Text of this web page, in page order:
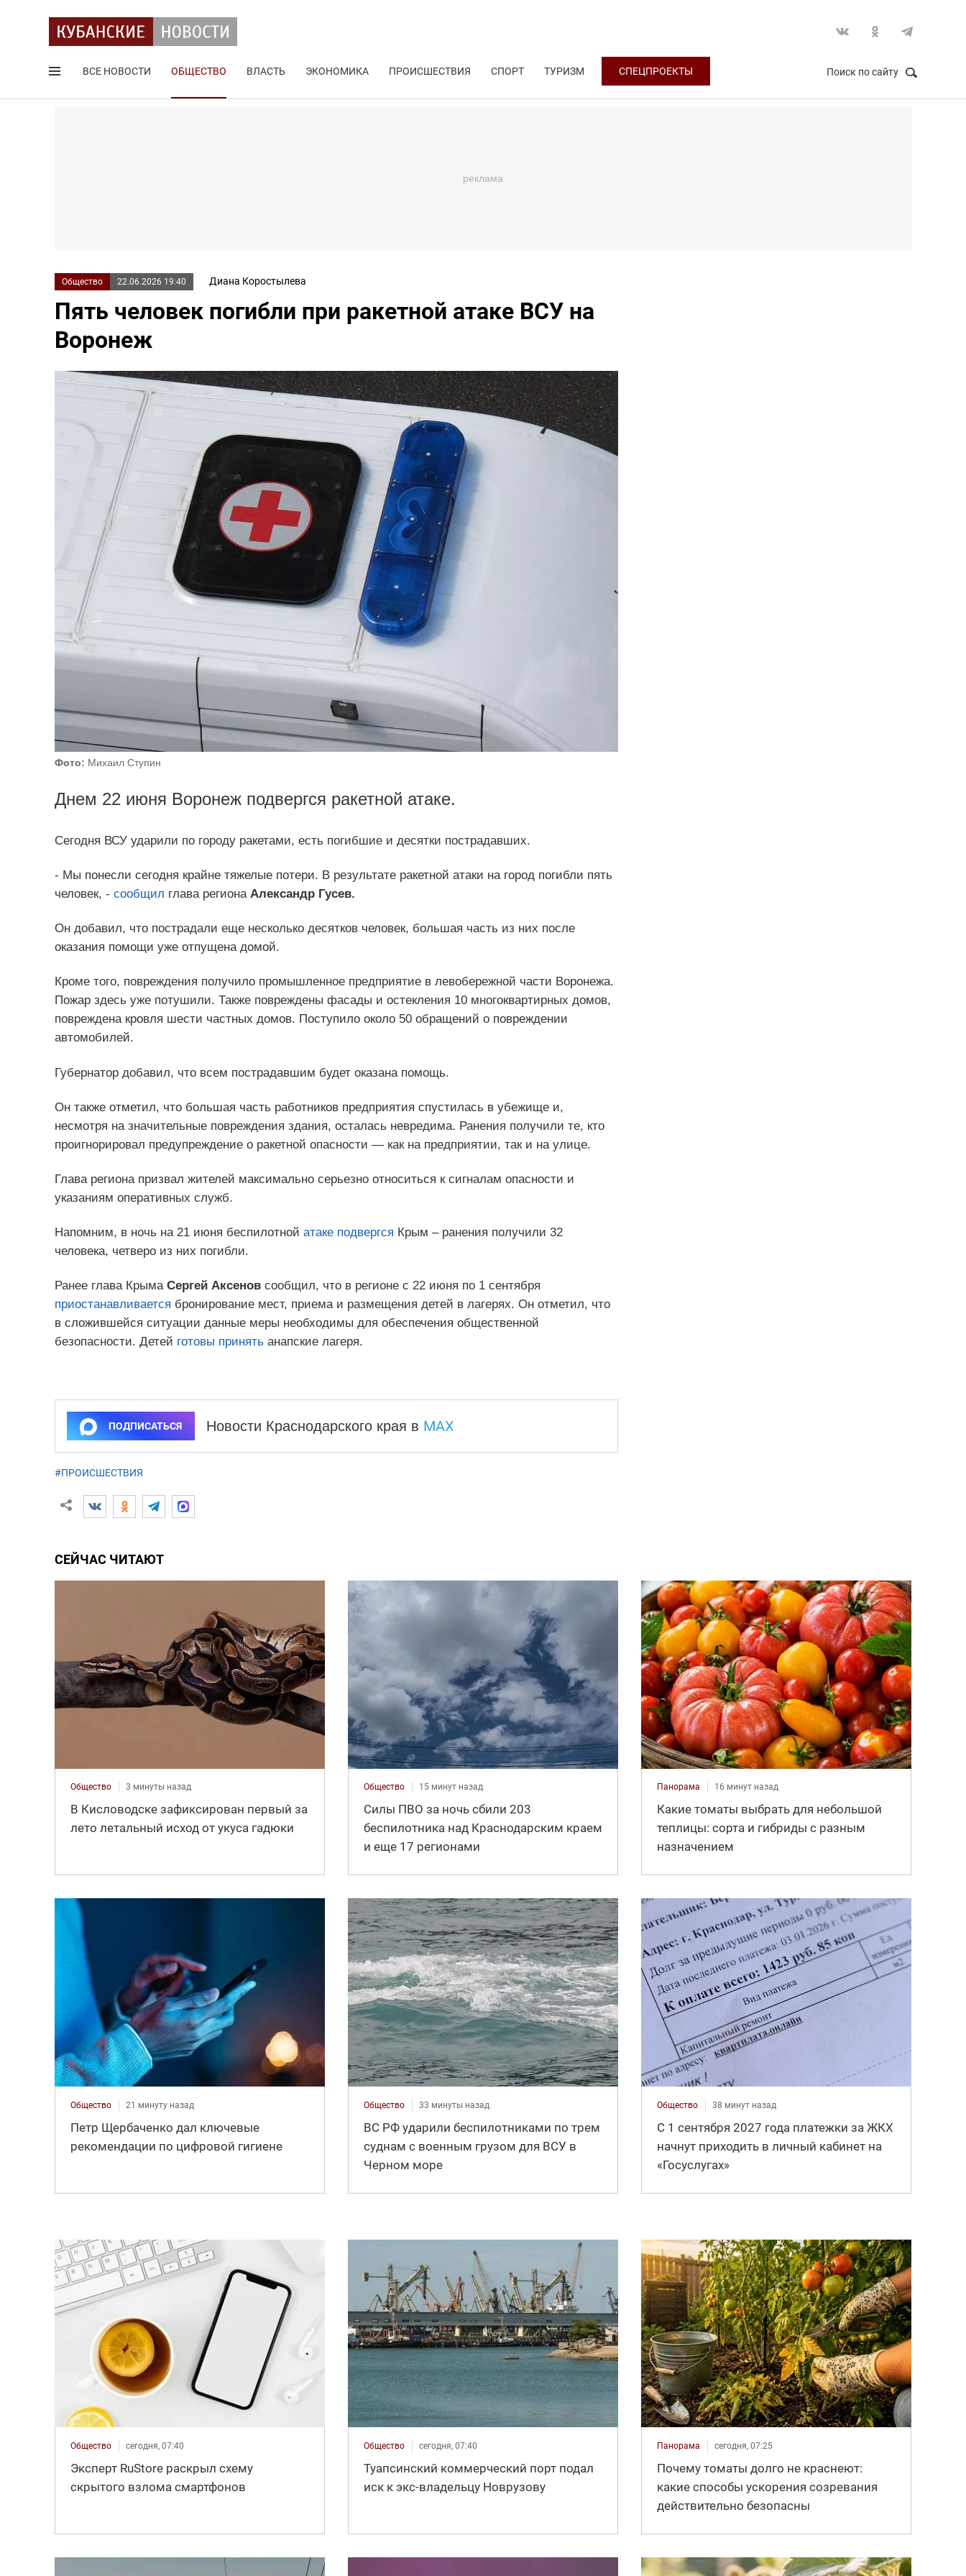
ВСЕ НОВОСТИ ОБЩЕСТВО ВЛАСТЬ ЭКОНОМИКА ПРОИСШЕСТВИЯ СПОРТ ТУРИЗМ СПЕЦПРОЕКТЫ Поиск по сайту
Общество 22.06.2026 19:40 Диана Коростылева
Пять человек погибли при ракетной атаке ВСУ на
Воронеж
Фото: Михаил Ступин
Днем 22 июня Воронеж подвергся ракетной атаке.
Сегодня ВСУ ударили по городу ракетами, есть погибшие и десятки пострадавших.
- Мы понесли сегодня крайне тяжелые потери. В результате ракетной атаки на город погибли пять
человек, - сообщил глава региона Александр Гусев.
Он добавил, что пострадали еще несколько десятков человек, большая часть из них после
оказания помощи уже отпущена домой.
Кроме того, повреждения получило промышленное предприятие в левобережной части Воронежа.
Пожар здесь уже потушили. Также повреждены фасады и остекления 10 многоквартирных домов,
повреждена кровля шести частных домов. Поступило около 50 обращений о повреждении
автомобилей.
Губернатор добавил, что всем пострадавшим будет оказана помощь.
Он также отметил, что большая часть работников предприятия спустилась в убежище и,
несмотря на значительные повреждения здания, осталась невредима. Ранения получили те, кто
проигнорировал предупреждение о ракетной опасности — как на предприятии, так и на улице.
Глава региона призвал жителей максимально серьезно относиться к сигналам опасности и
указаниям оперативных служб.
Напомним, в ночь на 21 июня беспилотной атаке подвергся Крым – ранения получили 32
человека, четверо из них погибли.
Ранее глава Крыма Сергей Аксенов сообщил, что в регионе с 22 июня по 1 сентября
приостанавливается бронирование мест, приема и размещения детей в лагерях. Он отметил, что
в сложившейся ситуации данные меры необходимы для обеспечения общественной
безопасности. Детей готовы принятьанапские лагеря.
ПОДПИСАТЬСЯ Новости Краснодарского края в MAX
#ПРОИСШЕСТВИЯ
СЕЙЧАС ЧИТАЮТ
Общество 3 минуты назад
В Кисловодске зафиксирован первый за
лето летальный исход от укуса гадюки
Общество 15 минут назад
Силы ПВО за ночь сбили 203
беспилотника над Краснодарским краем
и еще 17 регионами
Панорама 16 минут назад
Какие томаты выбрать для небольшой
теплицы: сорта и гибриды с разным
назначением
Общество 21 минуту назад
Петр Щербаченко дал ключевые
рекомендации по цифровой гигиене
Общество 33 минуты назад
ВС РФ ударили беспилотниками по трем
суднам с военным грузом для ВСУ в
Черном море
Общество 38 минут назад
С 1 сентября 2027 года платежки за ЖКХ
начнут приходить в личный кабинет на
«Госуслугах»
Общество сегодня, 07:40
Эксперт RuStore раскрыл схему
скрытого взлома смартфонов
Общество сегодня, 07:40
Туапсинский коммерческий порт подал
иск к экс-владельцу Новрузову
Панорама сегодня, 07:25
Почему томаты долго не краснеют:
какие способы ускорения созревания
действительно безопасны